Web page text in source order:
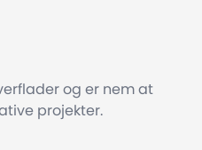
og er nem at
projekter.